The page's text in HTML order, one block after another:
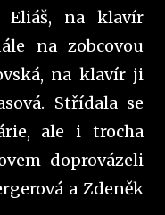
Eliáš, na klavír
na zobcovou
na klavír ji
Střídala se
ale i trocha
doprovázeli
a Zdeněk